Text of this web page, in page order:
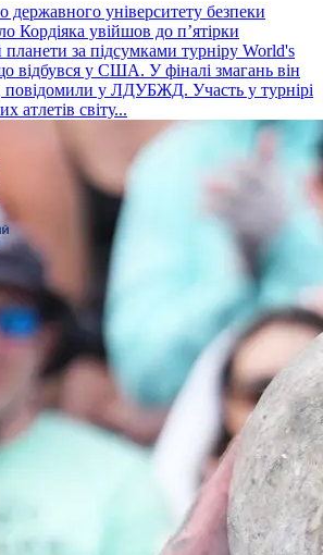
державного університету безпеки
Кордіяка увійшов до п’ятірки
за підсумками турніру World's
відбувся у США. У фіналі змагань він
повідомили у ЛДУБЖД. Участь у турнірі
атлетів світу...